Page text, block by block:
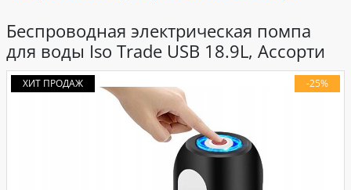
Беспроводная электрическая помпа
для воды Iso Trade USB 18.9L, Ассорти
ХИТ ПРОДАЖ -25%